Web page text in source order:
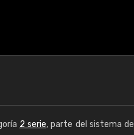
2 serie, parte del sistema de